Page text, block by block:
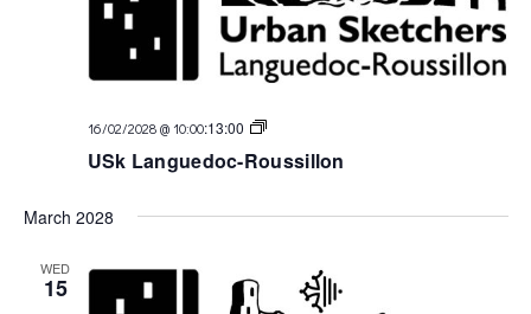
16/02/2028 @ 10:00:13:00
USk
USk Languedoc-Roussillon
March 2028
WED
15